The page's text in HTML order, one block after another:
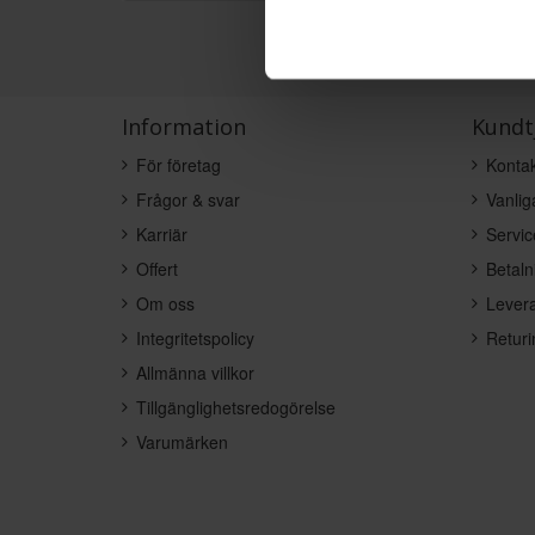
Information
För företag
Frågor & svar
Karriär
Offert
Om oss
Integritetspolicy
Allmänna villkor
Tillgänglighetsredogörelse
Varumärken